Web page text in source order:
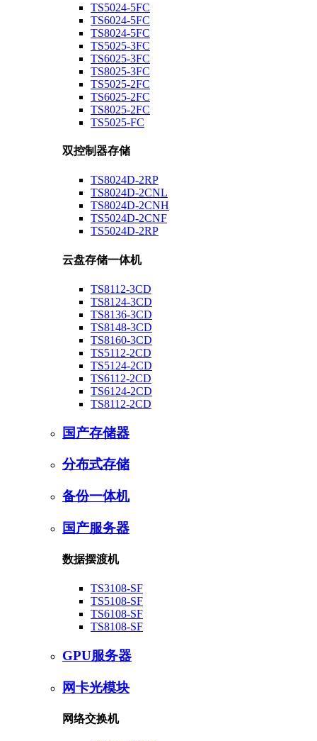
TS5024-5FC
TS6024-5FC
TS8024-5FC
TS5025-3FC
TS6025-3FC
TS8025-3FC
TS5025-2FC
TS6025-2FC
TS8025-2FC
TS5025-FC
双控制器存储
TS8024D-2RP
TS8024D-2CNL
TS8024D-2CNH
TS5024D-2CNF
TS5024D-2RP
云盘存储一体机
TS8112-3CD
TS8124-3CD
TS8136-3CD
TS8148-3CD
TS8160-3CD
TS5112-2CD
TS5124-2CD
TS6112-2CD
TS6124-2CD
TS8112-2CD
国产存储器
分布式存储
备份一体机
国产服务器
数据摆渡机
TS3108-SF
TS5108-SF
TS6108-SF
TS8108-SF
GPU服务器
网卡光模块
网络交换机